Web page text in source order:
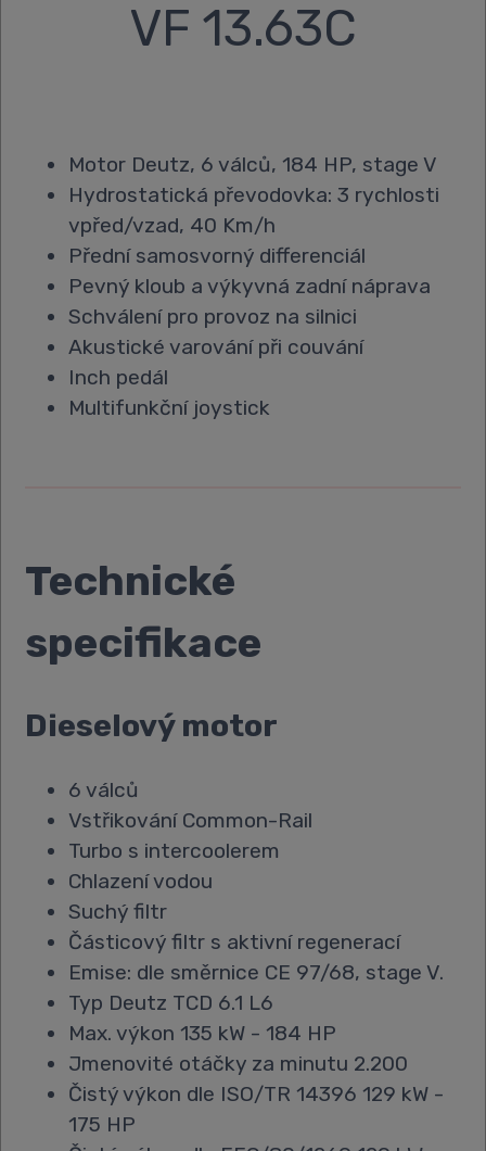
VF 13.63C
Motor Deutz, 6 válců, 184 HP, stage V
Hydrostatická převodovka: 3 rychlosti
vpřed/vzad, 40 Km/h
Přední samosvorný differenciál
Pevný kloub a výkyvná zadní náprava
Schválení pro provoz na silnici
Akustické varování při couvání
Inch pedál
Multifunkční joystick
Technické
specifikace
Dieselový motor
6 válců
Vstřikování Common-Rail
Turbo s intercoolerem
Chlazení vodou
Suchý filtr
Částicový filtr s aktivní regenerací
Emise: dle směrnice CE 97/68, stage V.
Typ Deutz TCD 6.1 L6
Max. výkon 135 kW - 184 HP
Jmenovité otáčky za minutu 2.200
Čistý výkon dle ISO/TR 14396 129 kW -
175 HP